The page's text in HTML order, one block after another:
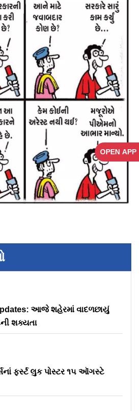
OPEN APP
આજે શહેરમાં વાદળછાયું
શક્યતા
ફર્સ્ટ લુક પોસ્ટર ૧૫ ઑગસ્ટે